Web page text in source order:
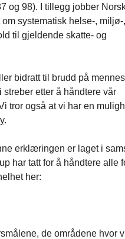
og 98). I tillegg jobber
systematisk helse-, miljø-
til gjeldende skatte- og
bidratt til brudd på
etter å håndtere vår
tror også at vi har en
.
erklæringen er laget i
har tatt for å håndtere alle
her:
de områdene hvor